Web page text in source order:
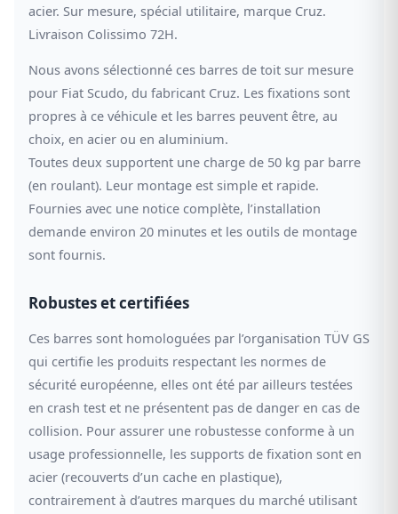
acier. Sur mesure, spécial utilitaire, marque Cruz.
Livraison Colissimo 72H.
Nous avons sélectionné ces barres de toit sur mesure
pour Fiat Scudo, du fabricant Cruz. Les fixations sont
propres à ce véhicule et les barres peuvent être, au
choix, en acier ou en aluminium.
Toutes deux supportent une charge de 50 kg par barre
(en roulant). Leur montage est simple et rapide.
Fournies avec une notice complète, l’installation
demande environ 20 minutes et les outils de montage
sont fournis.
Robustes et certifiées
Ces barres sont homologuées par l’organisation TÜV GS
qui certifie les produits respectant les normes de
sécurité européenne, elles ont été par ailleurs testées
en crash test et ne présentent pas de danger en cas de
collision. Pour assurer une robustesse conforme à un
usage professionnelle, les supports de fixation sont en
acier (recouverts d’un cache en plastique),
contrairement à d’autres marques du marché utilisant